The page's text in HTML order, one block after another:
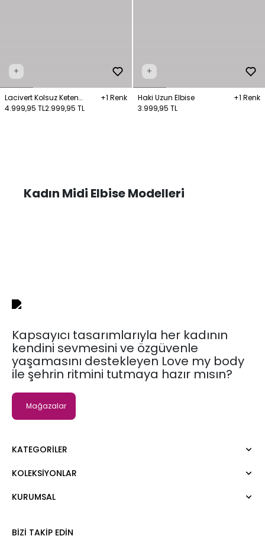
+
Lacivert Kolsuz Keten
Degoje Elbise
+1 Renk
4.999,95 TL2.999,95 TL
+
Haki Uzun Elbise
+1 Renk
3.999,95 TL
Kadın Midi Elbise Modelleri
Kapsayıcı tasarımlarıyla her kadının
kendini sevmesini ve özgüvenle
yaşamasını destekleyen Love my body
ile şehrin ritmini tutmaya hazır mısın?
Mağazalar
KATEGORILER
Elbise
Tişört
KOLEKSIYONLAR
Moda Tutkusu
KURUMSAL
Kurumsal Satış
BIZI TAKIP EDIN